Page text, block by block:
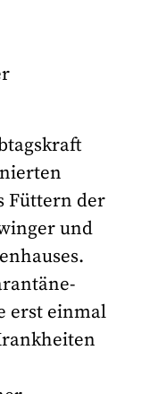
Füttern der
und
erst einmal